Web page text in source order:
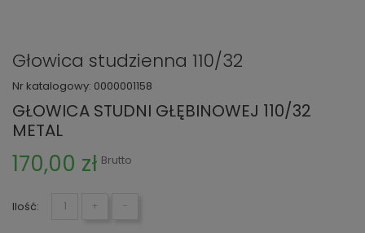
Głowica studzienna 110/32
Nr katalogowy: 0000001158
GŁOWICA STUDNI GŁĘBINOWEJ 110/32
METAL
170,00 zł Brutto
Ilość: + −